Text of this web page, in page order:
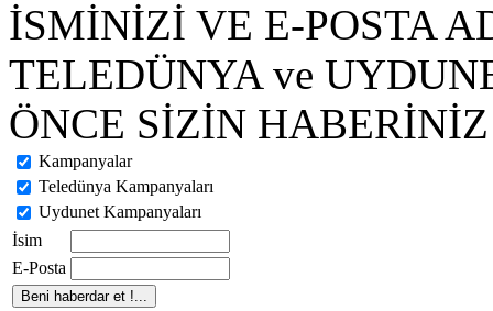
İSMİNİZİ VE E-POSTA
TELEDÜNYA ve
ÖNCE SİZİN
Kampanyalar
Teledünya Kampanyaları
Uydunet Kampanyaları
İsim
E-Posta